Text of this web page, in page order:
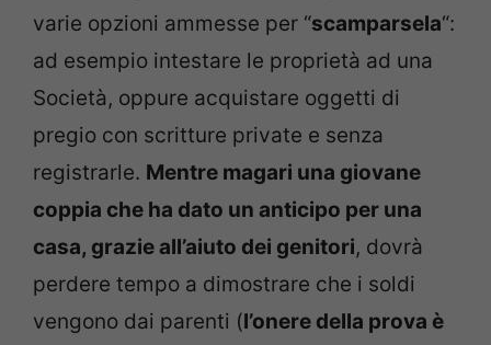
varie opzioni ammesse per “scamparsela“:
ad esempio intestare le proprietà ad una
Società, oppure acquistare oggetti di
pregio con scritture private e senza
registrarle. Mentre magari una giovane
coppia che ha dato un anticipo per una
casa, grazie all’aiuto dei genitori, dovrà
perdere tempo a dimostrare che i soldi
vengono dai parenti (l’onere della prova è